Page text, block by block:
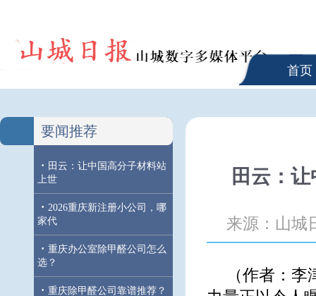
首页
要闻推荐
· 田云：让中国高分子材料站
上世
· 2026重庆新注册小公司，哪
家代
· 重庆办公室除甲醛公司怎么
选？
· 重庆除甲醛公司靠谱推荐？
田云：
来源：山城
（作者：